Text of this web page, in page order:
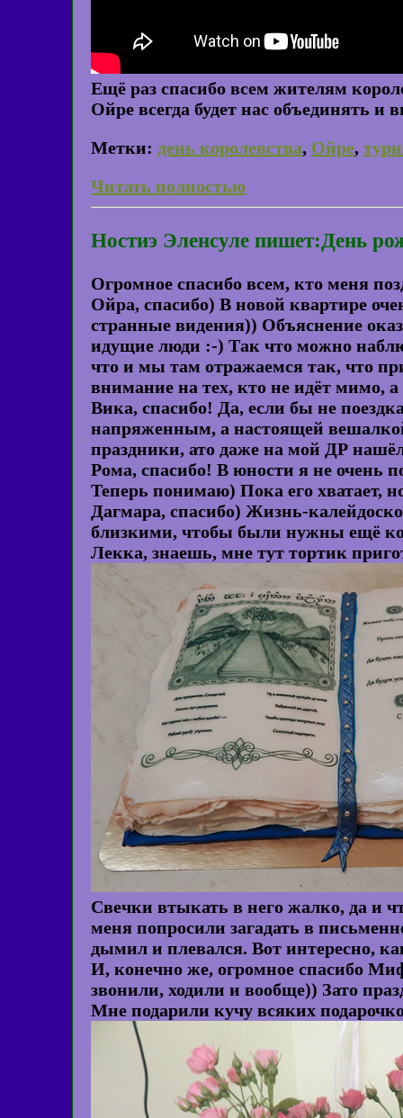
Ещё раз спасибо всем жителям
Ойре всегда будет нас объединять
Метки: день королевства, Ойре,
Читать полностью
Ностиэ Эленсуле пишет:День
Огромное спасибо всем, кто меня
Ойра, спасибо) В новой квартире
странные видения)) Объяснение
идущие люди :-) Так что можно
что и мы там отражаемся так, что
внимание на тех, кто не идёт мимо, а
Вика, спасибо! Да, если бы не
напряженным, а настоящей
праздники, ато даже на мой ДР
Рома, спасибо! В юности я не очень
Теперь понимаю) Пока его хватает,
Дагмара, спасибо) Жизнь-
близкими, чтобы были нужны ещё
Лекка, знаешь, мне тут тортик
Свечки втыкать в него жалко, да и
меня попросили загадать в
дымил и плевался. Вот интересно,
И, конечно же, огромное спасибо
звонили, ходили и вообще)) Зато
Мне подарили кучу всяких